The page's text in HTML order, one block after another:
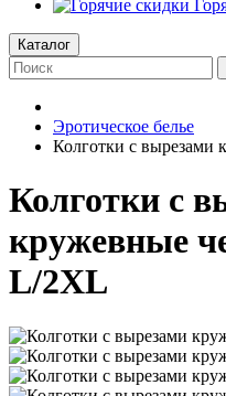
Каталог
Эротическое белье
Колготки с вырезами
Колготки с
кружевные
L/2XL